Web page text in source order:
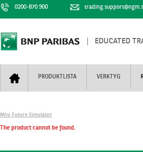
0200-870 900
EDUCATED
PRODUKTLISTA VERKTYG
Mini Futures
Nyhestbrev+
Finansiell information
Mini Future Simulator
The product cannot be found.